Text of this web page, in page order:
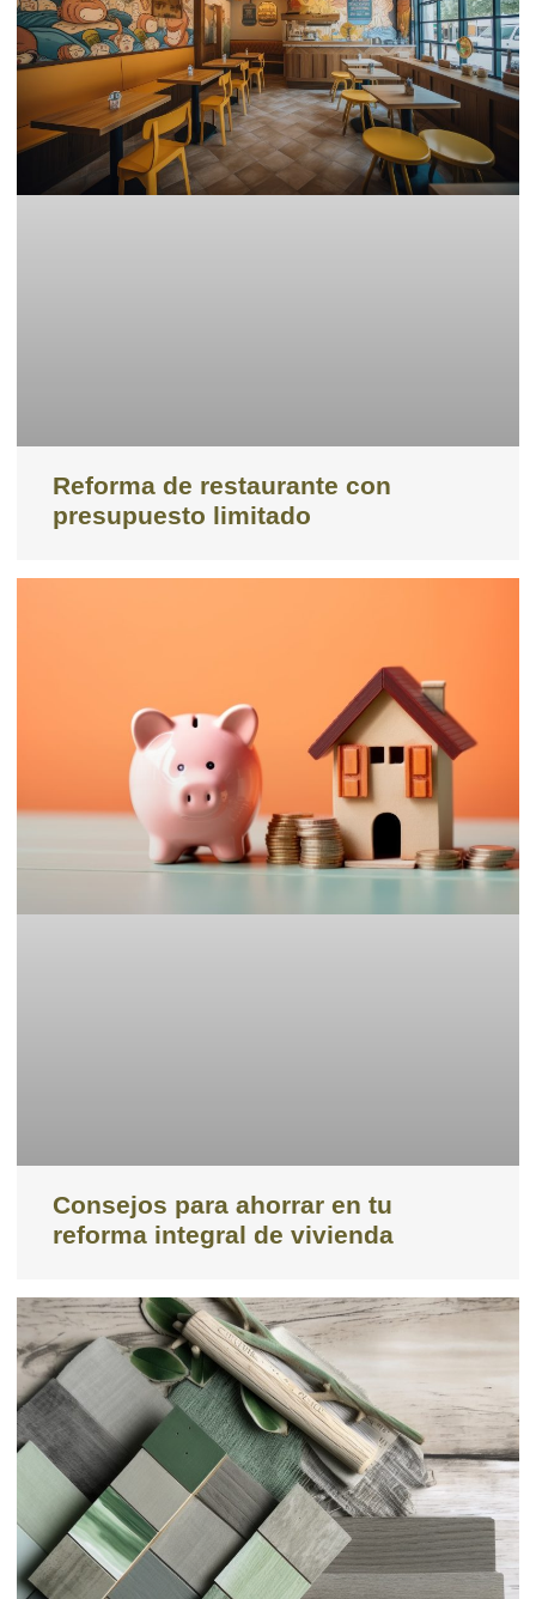
Reforma de restaurante con
presupuesto limitado
Consejos para ahorrar en tu
reforma integral de vivienda